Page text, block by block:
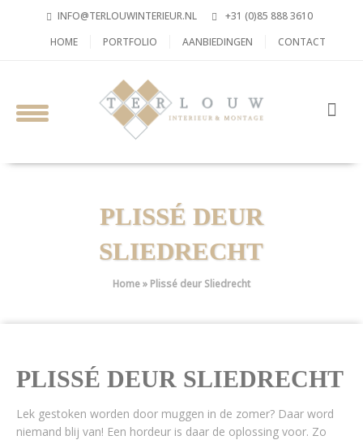
INFO@TERLOUWINTERIEUR.NL
+31 (0)85 888 3610
HOME
PORTFOLIO AANBIEDINGEN CONTACT
PLISSÉ DEUR
SLIEDRECHT
Home» Plissé deur Sliedrecht
PLISSÉ DEUR SLIEDRECHT
Lek gestoken worden door muggen in de zomer? Daar word
niemand blij van! Een hordeur is daar de oplossing voor. Zo